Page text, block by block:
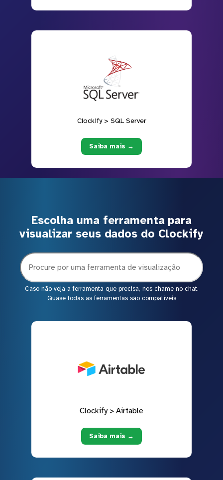
Clockify > SQL Server
Saiba mais →
Escolha uma ferramenta para
visualizar seus dados do Clockify
Caso não veja a ferramenta que precisa, nos chame no chat.
Quase todas as ferramentas são compatíveis
Clockify > Airtable
Saiba mais →